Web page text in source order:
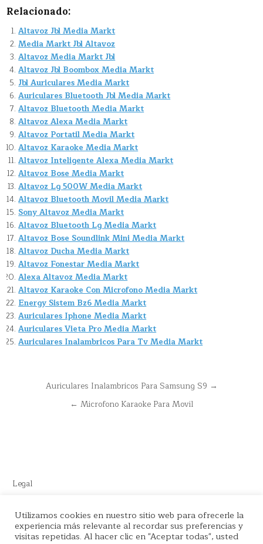
Relacionado:
Altavoz Jbl Media Markt
Media Markt Jbl Altavoz
Altavoz Media Markt Jbl
Altavoz Jbl Boombox Media Markt
Jbl Auriculares Media Markt
Auriculares Bluetooth Jbl Media Markt
Altavoz Bluetooth Media Markt
Altavoz Alexa Media Markt
Altavoz Portatil Media Markt
Altavoz Karaoke Media Markt
Altavoz Inteligente Alexa Media Markt
Altavoz Bose Media Markt
Altavoz Lg 500W Media Markt
Altavoz Bluetooth Movil Media Markt
Sony Altavoz Media Markt
Altavoz Bluetooth Lg Media Markt
Altavoz Bose Soundlink Mini Media Markt
Altavoz Ducha Media Markt
Altavoz Fonestar Media Markt
Alexa Altavoz Media Markt
Altavoz Karaoke Con Microfono Media Markt
Energy Sistem Bz6 Media Markt
Auriculares Iphone Media Markt
Auriculares Vieta Pro Media Markt
Auriculares Inalambricos Para Tv Media Markt
Navegación
Auriculares Inalambricos Para Samsung S9 →
← Microfono Karaoke Para Movil
Legal
Este sitio recomienda productos de Amazon y cuenta con enlaces
de afiliados por el cual nos llevamos comisión en cada venta.
Utilizamos cookies en nuestro sitio web para ofrecerle la
experiencia más relevante al recordar sus preferencias y
visitas repetidas. Al hacer clic en "Aceptar todas", usted